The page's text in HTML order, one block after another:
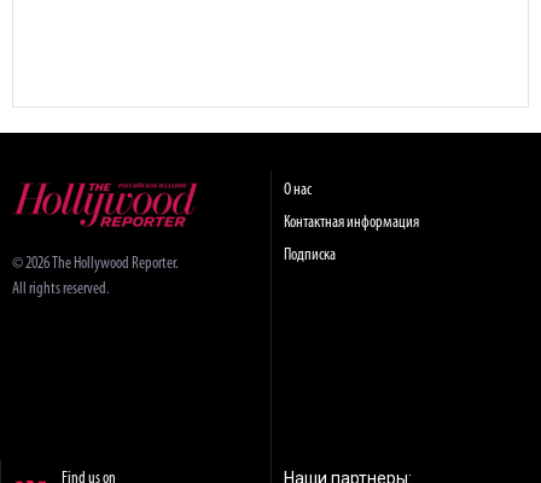
© 2026 The Hollywood Reporter.
All rights reserved.
О нас
Контактная информация
Подписка
Find us on Наши партнеры: